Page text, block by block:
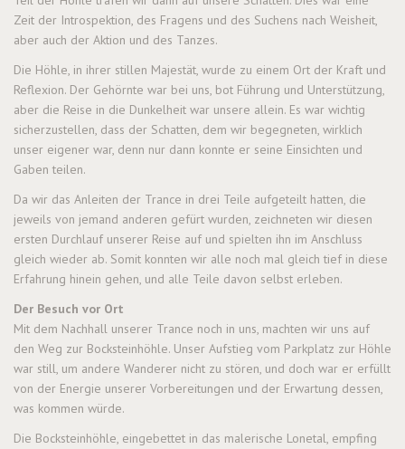
Zeit der Introspektion, des Fragens und des Suchens nach Weisheit,
aber auch der Aktion und des Tanzes.
Die Höhle, in ihrer stillen Majestät, wurde zu einem Ort der Kraft und
Reflexion. Der Gehörnte war bei uns, bot Führung und Unterstützung,
aber die Reise in die Dunkelheit war unsere allein. Es war wichtig
sicherzustellen, dass der Schatten, dem wir begegneten, wirklich
unser eigener war, denn nur dann konnte er seine Einsichten und
Gaben teilen.
Da wir das Anleiten der Trance in drei Teile aufgeteilt hatten, die
jeweils von jemand anderen gefürt wurden, zeichneten wir diesen
ersten Durchlauf unserer Reise auf und spielten ihn im Anschluss
gleich wieder ab. Somit konnten wir alle noch mal gleich tief in diese
Erfahrung hinein gehen, und alle Teile davon selbst erleben.
Der Besuch vor Ort
Mit dem Nachhall unserer Trance noch in uns, machten wir uns auf
den Weg zur Bocksteinhöhle. Unser Aufstieg vom Parkplatz zur Höhle
war still, um andere Wanderer nicht zu stören, und doch war er erfüllt
von der Energie unserer Vorbereitungen und der Erwartung dessen,
was kommen würde.
Die Bocksteinhöhle, eingebettet in das malerische Lonetal, empfing